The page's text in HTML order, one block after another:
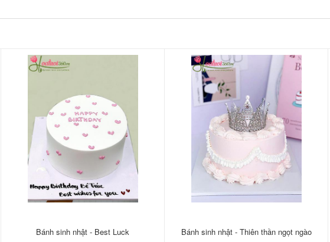
Bánh sinh nhật - Best Luck Bánh sinh nhật - Thiên thần ngọt ngào